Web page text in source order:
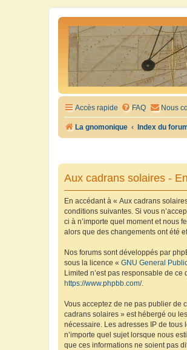
Accès rapide FAQ Nous
La gnomonique Index du
Aux cadrans solaires -
En accédant à « Aux cadrans
conditions suivantes. Si vous
ci à n’importe quel moment et nous
alors que des changements ont été
Nos forums sont développés par
sous la licence « GNU General
Limited n’est pas responsable de
https://www.phpbb.com/.
Vous acceptez de ne pas publier de
cadrans solaires » est hébergé ou
nécessaire. Les adresses IP de
n’importe quel sujet lorsque nous
que ces informations ne soient pas